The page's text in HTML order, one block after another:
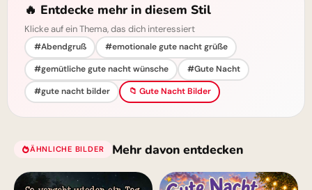
🔥 Entdecke mehr in diesem Stil
Klicke auf ein Thema, das dich interessiert
#Abendgruß
#emotionale gute nacht grüße
#gemütliche gute nacht wünsche
#Gute Nacht
#gute nacht bilder
📁 Gute Nacht Bilder
ÄHNLICHE BILDER Mehr davon entdecken